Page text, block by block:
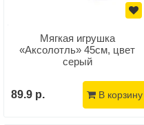
Мягкая игрушка
«Аксолотль» 45см, цвет
серый
89.9 р. В корзину